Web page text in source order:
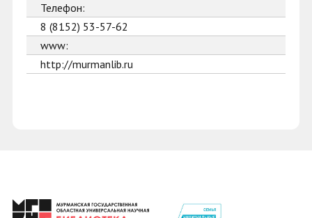
Телефон:
8 (8152) 53-57-62
www:
http://murmanlib.ru